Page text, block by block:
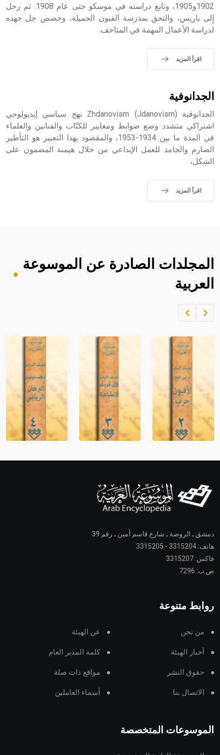
الملوك الذين حكموا مدينة إديسا (الرها) من أبجر الأول وحتى
التاسع، وهم ينتسبون إلى أسرة أوسروين
حيث تقتصر القيمة الصوتية للعلامة الك
1902و1905، وتابع دراسته في موسكو حتى عام 1908. ثم رحل
إِلى باريس، والتحق بمدرسة الفنون الجميلة، وخصص جل جهده
لدراسة الأعمال المهمة في المتاحف.
اقرأ المزيد
الجدانوفية
الجدانوفية Zhdanovism (Jdanovism) نهج سياسي إيديولوجي
اشتراكي متشدد وضع ضوابط ومعايير للكتّاب والفنانين والعلماء
في المدة ما بين 1934-1953، والمقصود بهذا التعبير هو التأطير
الصارم والجامد للعمل الإبداعي من خلال هيمنة المضمون على
الشكل،
اقرأ المزيد
المجلدات الصادرة عن الموسوعة
العربية
دمشق ـ الروضة ـ شارع قاسم أمين ـ رقم 39
هاتف: 3315204 - 3315205
فاكس: 3315207
ص.ب: 7296
روابط متنوعة
من نحن عن الهيئة
أخبار الهيئة كلمة المدير العام
حقوق النشر مواقع ذات صلة
الاتصال بنا أسماء العاملين
الموسوعات المتخصصة